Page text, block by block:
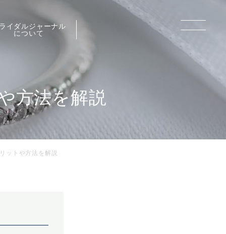
イダルジャーナル
について
方法を解説
ットや方法を解説